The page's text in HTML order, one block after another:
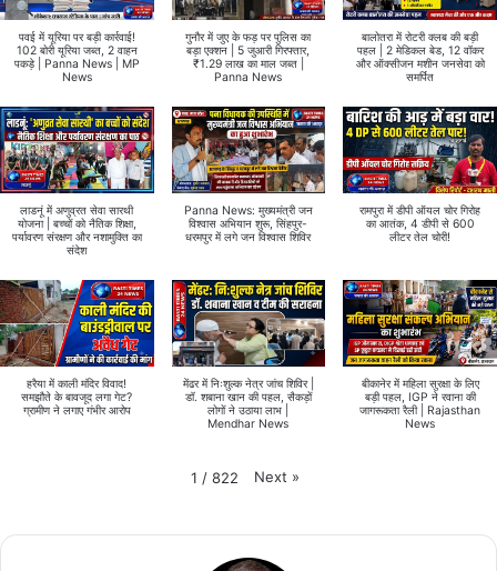
पवई में यूरिया पर बड़ी कार्रवाई!
102 बोरी यूरिया जब्त, 2 वाहन
पकड़े | Panna News | MP
News
गुनौर में जुए के फड़ पर पुलिस का
बड़ा एक्शन | 5 जुआरी गिरफ्तार,
₹1.29 लाख का माल जब्त |
Panna News
बालोतरा में रोटरी क्लब की बड़ी
पहल | 2 मेडिकल बेड, 12 वॉकर
और ऑक्सीजन मशीन जनसेवा को
समर्पित
लाडनूं में अणुव्रत सेवा सारथी
योजना | बच्चों को नैतिक शिक्षा,
पर्यावरण संरक्षण और नशामुक्ति का
संदेश
Panna News: मुख्यमंत्री जन
विश्वास अभियान शुरू, सिंहपुर-
धरमपुर में लगे जन विश्वास शिविर
रामपुरा में डीपी ऑयल चोर गिरोह
का आतंक, 4 डीपी से 600
लीटर तेल चोरी!
हरैया में काली मंदिर विवाद!
समझौते के बावजूद लगा गेट?
ग्रामीण ने लगाए गंभीर आरोप
मेंढर में निःशुल्क नेत्र जांच शिविर |
डॉ. शबाना खान की पहल, सैकड़ों
लोगों ने उठाया लाभ |
Mendhar News
बीकानेर में महिला सुरक्षा के लिए
बड़ी पहल, IGP ने रवाना की
जागरूकता रैली | Rajasthan
News
1 / 822 Next »